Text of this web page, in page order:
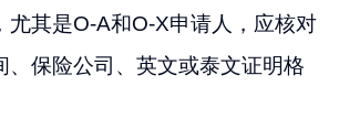
尤其是O-A和O-X申请人，应核对
、保险公司、英文或泰文证明格